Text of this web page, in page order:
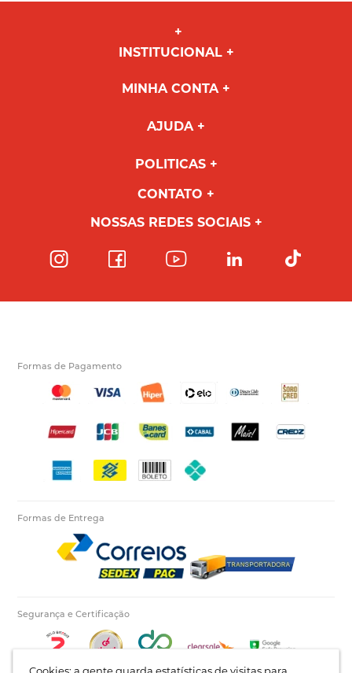
INSTITUCIONAL
MINHA CONTA
AJUDA
POLITICAS
CONTATO
NOSSAS REDES SOCIAIS
Formas de Pagamento
Formas de Entrega
Segurança e Certificação